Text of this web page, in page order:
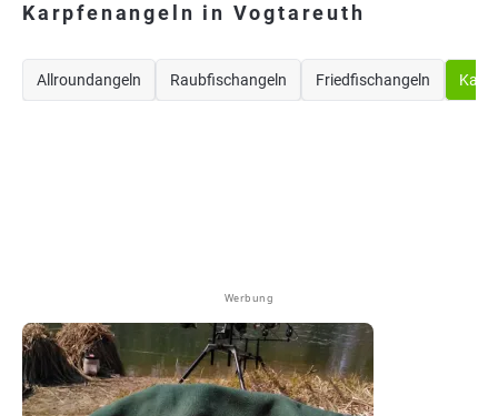
Karpfenangeln in Vogtareuth
Allroundangeln Raubfischangeln Friedfischangeln
Werbung